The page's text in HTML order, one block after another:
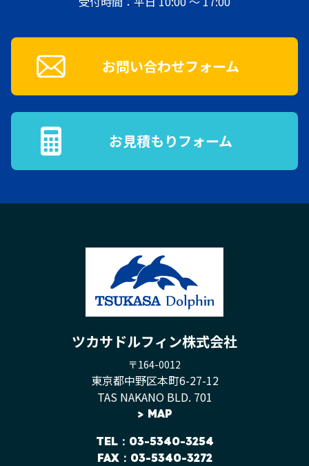
お問い合わせフォーム
お見積もりフォーム
ツカサドルフィン株式会社
〒164-0012
東京都中野区本町6-27-12
TAS NAKANO BLD. 701
> MAP
TEL：03-5340-3254
FAX：03-5340-3272